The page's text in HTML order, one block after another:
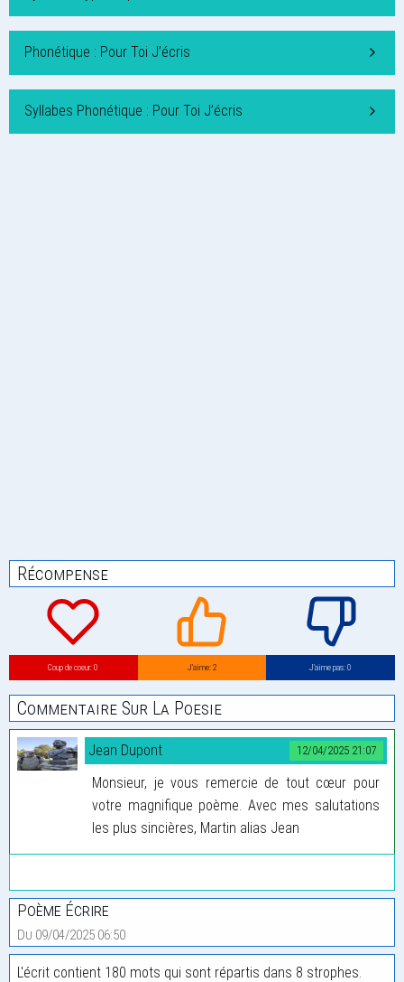
Phonétique : Pour Toi J’écris
Syllabes Phonétique : Pour Toi J’écris
Récompense
Coup de coeur: 0 J’aime: 2 J’aime pas: 0
Commentaire Sur La Poesie
12/04/2025 21:07
Jean Dupont
Monsieur, je vous remercie de tout cœur pour
votre magnifique poème. Avec mes salutations
les plus sincières, Martin alias Jean
Poème Écrire
Du 09/04/2025 06:50
L'écrit contient 180 mots qui sont répartis dans 8 strophes.